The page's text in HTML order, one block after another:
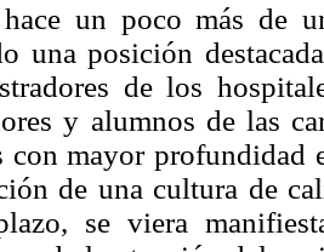
un poco más de
una posición
de los
y alumnos de las
con mayor profundidad
de una cultura de
se viera